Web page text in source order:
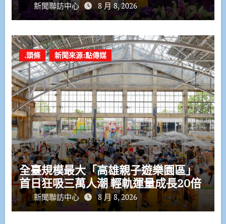
新聞聯訪中心 8 月 8, 2026
.頭條 新聞來源:點傳媒
全臺規模最大「高雄親子遊樂園區」
首日狂吸三萬人潮 輕軌運量成長20倍
新聞聯訪中心 8 月 8, 2026